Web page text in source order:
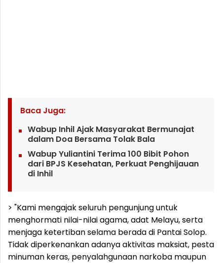
Baca Juga:
Wabup Inhil Ajak Masyarakat Bermunajat
dalam Doa Bersama Tolak Bala
Wabup Yuliantini Terima 100 Bibit Pohon
dari BPJS Kesehatan, Perkuat Penghijauan
di Inhil
> "Kami mengajak seluruh pengunjung untuk
menghormati nilai-nilai agama, adat Melayu, serta
menjaga ketertiban selama berada di Pantai Solop.
Tidak diperkenankan adanya aktivitas maksiat, pesta
minuman keras, penyalahgunaan narkoba maupun